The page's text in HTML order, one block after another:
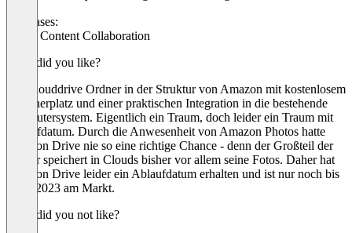
Use cases:
Cloud Content Collaboration
What did you like?
Ein Clouddrive Ordner in der Struktur von Amazon mit kostenlosem
Speicherplatz und einer praktischen Integration in die bestehende
Computersystem. Eigentlich ein Traum, doch leider ein Traum mit
Ablaufdatum. Durch die Anwesenheit von Amazon Photos hatte
Amazon Drive nie so eine richtige Chance - denn der Großteil der
Nutzer speichert in Clouds bisher vor allem seine Fotos. Daher hat
Amazon Drive leider ein Ablaufdatum erhalten und ist nur noch bis
Ende 2023 am Markt.
What did you not like?